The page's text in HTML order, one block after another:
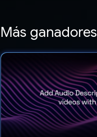
Más ganadores